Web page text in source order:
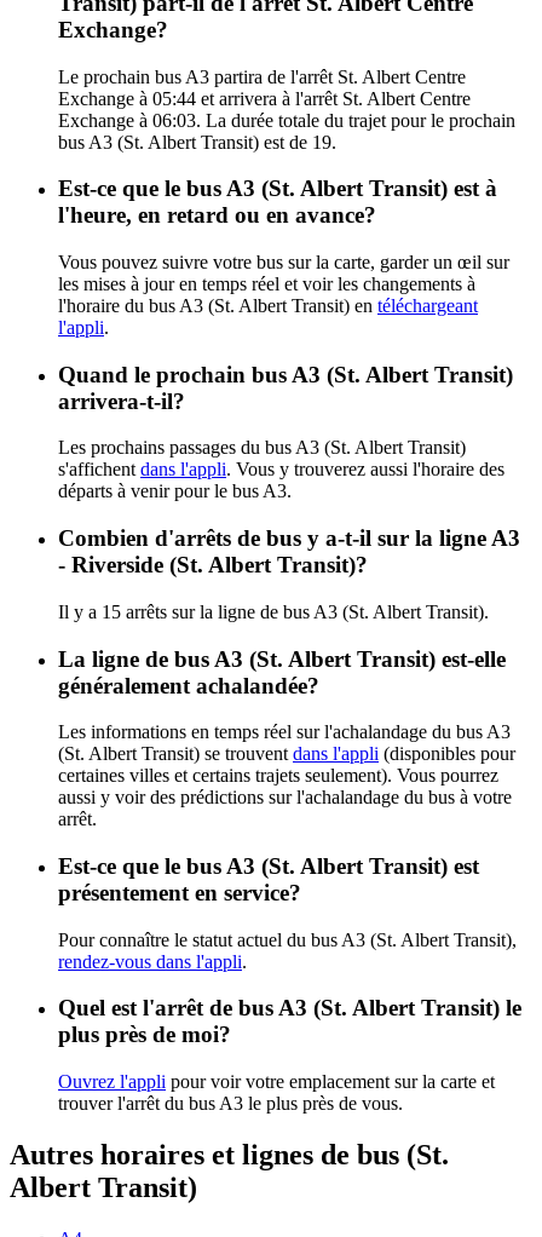
Exchange?
Le prochain bus A3 partira de l'arrêt St. Albert Centre
Exchange à 05:44 et arrivera à l'arrêt St. Albert Centre
Exchange à 06:03. La durée totale du trajet pour le prochain
bus A3 (St. Albert Transit) est de 19.
Est-ce que le bus A3 (St. Albert Transit) est à
l'heure, en retard ou en avance?
Vous pouvez suivre votre bus sur la carte, garder un œil sur
les mises à jour en temps réel et voir les changements à
l'horaire du bus A3 (St. Albert Transit) en téléchargeant
l'appli.
Quand le prochain bus A3 (St. Albert Transit)
arrivera-t-il?
Les prochains passages du bus A3 (St. Albert Transit)
s'affichent dans l'appli. Vous y trouverez aussi l'horaire des
départs à venir pour le bus A3.
Combien d'arrêts de bus y a-t-il sur la ligne A3
- Riverside (St. Albert Transit)?
Il y a 15 arrêts sur la ligne de bus A3 (St. Albert Transit).
La ligne de bus A3 (St. Albert Transit) est-elle
généralement achalandée?
Les informations en temps réel sur l'achalandage du bus A3
(St. Albert Transit) se trouvent dans l'appli (disponibles pour
certaines villes et certains trajets seulement). Vous pourrez
aussi y voir des prédictions sur l'achalandage du bus à votre
arrêt.
Est-ce que le bus A3 (St. Albert Transit) est
présentement en service?
Pour connaître le statut actuel du bus A3 (St. Albert Transit),
rendez-vous dans l'appli.
Quel est l'arrêt de bus A3 (St. Albert Transit) le
plus près de moi?
Ouvrez l'appli pour voir votre emplacement sur la carte et
trouver l'arrêt du bus A3 le plus près de vous.
Autres horaires et lignes de bus (St.
Albert Transit)